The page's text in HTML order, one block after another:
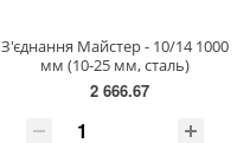
З'єднання Майстер - 10/14 1000
мм (10-25 мм, сталь)
2 666.67